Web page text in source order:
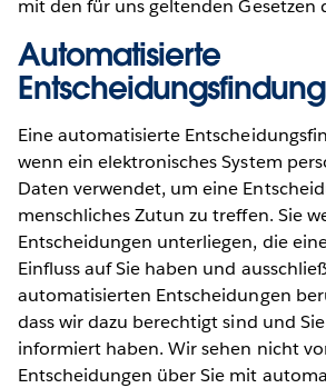
mit den für uns geltenden Gesetzen
Automatisierte
Entscheidungsfindung
Eine automatisierte
wenn ein elektronisches System
Daten verwendet, um eine
menschliches Zutun zu treffen. Sie
Entscheidungen unterliegen, die
Einfluss auf Sie haben und
automatisierten Entscheidungen
dass wir dazu berechtigt sind und
informiert haben. Wir sehen nicht
Entscheidungen über Sie mit